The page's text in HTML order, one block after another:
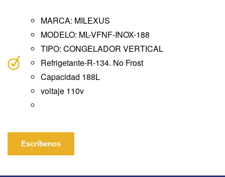
MARCA: MILEXUS
MODELO: ML-VFNF-INOX-188
TIPO: CONGELADOR VERTICAL
Refrigetante-R-134. No Frost
Capacidad 188L
voltaje 110v
Escríbenos